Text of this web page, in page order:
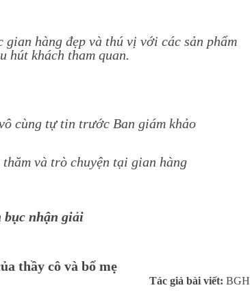
hàng đẹp và thú vị với các sản phẩm
hút khách tham quan.
cùng tự tin trước Ban giám khảo
và trò chuyện tại gian hàng
bục nhận giải
thầy cô và bố mẹ
Tác giả bài viết: BGH